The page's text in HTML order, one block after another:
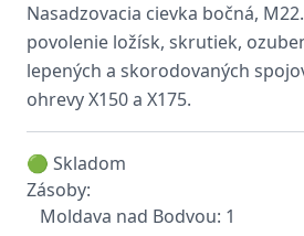
Nasadzovacia cievka bočná,
povolenie ložísk, skrutiek,
lepených a skorodovaných
ohrevy X150 a X175.
🟢 Skladom
Zásoby:
Moldava nad Bodvou: 1